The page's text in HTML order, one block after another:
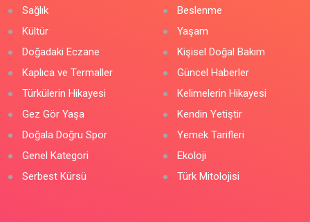
Sağlık
Beslenme
Kültür
Yaşam
Doğadaki Eczane
Kişisel Doğal Bakım
Kaplıca ve Termaller
Güncel Haberler
Türkülerin Hikayesi
Kelimelerin Hikayesi
Gez Gör Yaşa
Kendin Yetiştir
Doğala Doğru Spor
Yemek Tarifleri
Genel Kategori
Ekoloji
Serbest Kürsü
Türk Mitolojisi